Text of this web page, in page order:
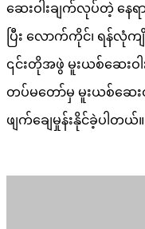
ဆေးဝါးချက်လုပ်တဲ့ နေရာ
ပြီး လောက်ကိုင်၊ ရန်လုံ
၎င်းတိုအဖွဲ မူးယစ်ဆေးဝ
တပ်မတော်မှ မူးယစ်ဆေ
ဖျက်ချေမှုန်းနိုင်ခဲ့ပါတယ်။